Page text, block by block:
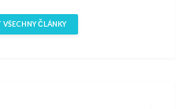
VŠECHNY ČLÁNKY